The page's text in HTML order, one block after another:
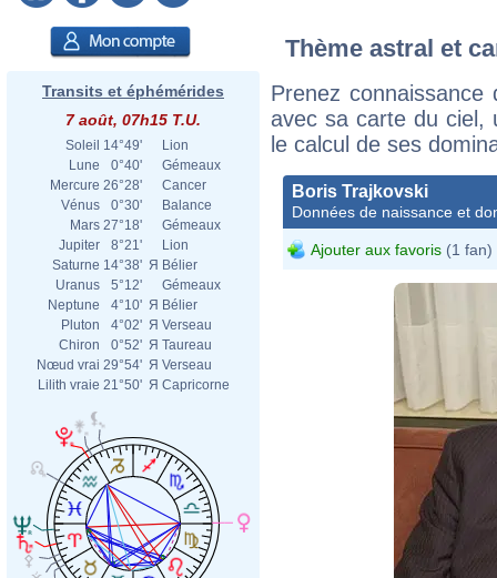
Transits et éphémérides
7 août, 07h15 T.U.
Soleil 14°49'
Lion
Lune
0°40'
Gémeaux
Mercure 26°28'
Cancer
Vénus
0°30'
Balance
Mars 27°18'
Gémeaux
Jupiter
8°21'
Lion
Saturne 14°38' Я Bélier
Uranus
5°12'
Gémeaux
Neptune
4°10' Я Bélier
Pluton
4°02' Я Verseau
Chiron
0°52' Я Taureau
Nœud vrai 29°54' Я Verseau
Lilith vraie 21°50' Я Capricorne
Thème astral et
Prenez
avec sa carte du ciel,
le calcul de ses
Boris Trajkovski
Données de naissance et
Ajouter aux favoris (1 fan)